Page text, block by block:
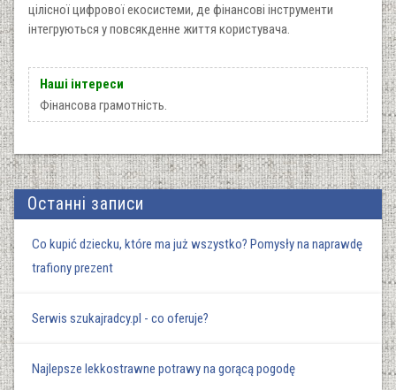
цілісної цифрової екосистеми, де фінансові інструменти
інтегруються у повсякденне життя користувача.
Наші інтереси
Фінансова грамотність.
Останні записи
Co kupić dziecku, które ma już wszystko? Pomysły na naprawdę
trafiony prezent
Serwis szukajradcy.pl - co oferuje?
Najlepsze lekkostrawne potrawy na gorącą pogodę